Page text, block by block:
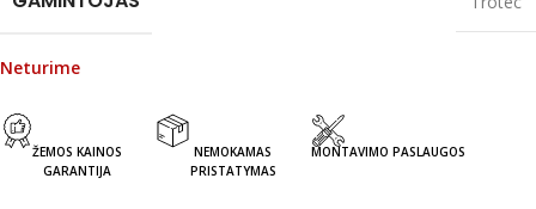
Neturime
ŽEMOS KAINOS
GARANTIJA
NEMOKAMAS
PRISTATYMAS
MONTAVIMO PASLAUGOS